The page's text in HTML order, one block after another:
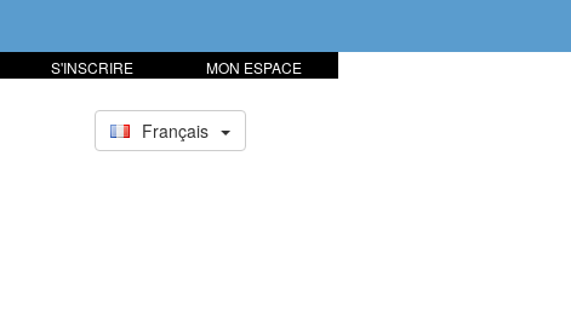
MON ESPACE
S'INSCRIRE
Français